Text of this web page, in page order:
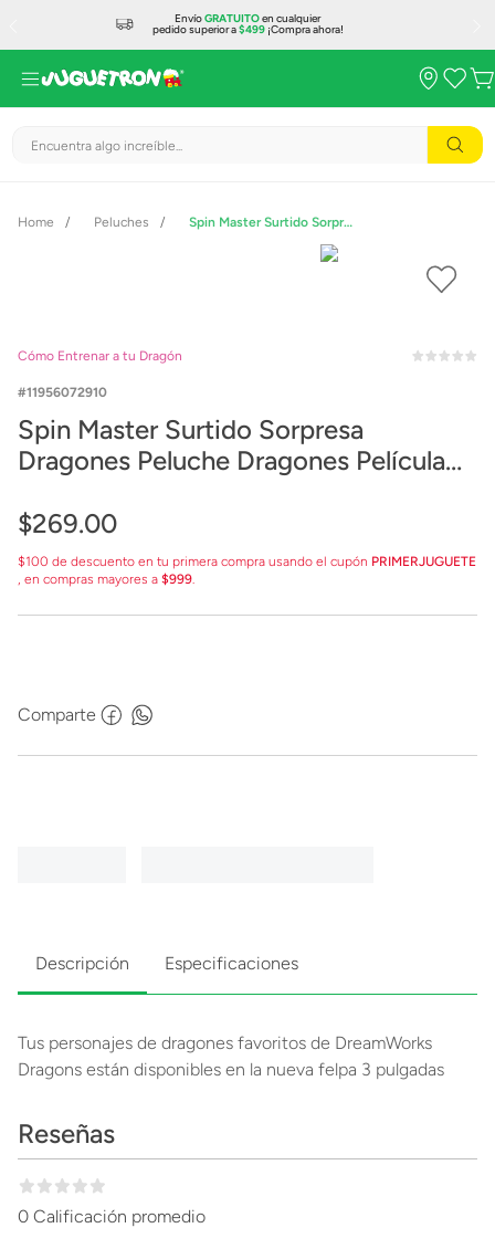
EnvíoGRATUITOen cualquier
pedido superior a$499¡Compra ahora!
Encuentra algo increíble...
Peluches Spin Master Surtido Sorpresa Dragones Peluche Dragones Película 6072910
Cómo Entrenar a tu Dragón
11956072910
Spin Master Surtido Sorpresa
Dragones Peluche Dragones Película
$269.00
$100 de descuento en tu primera compra usando el cupón PRIMERJUGUETE
, en compras mayores a $999.
Comparte
Descripción Especificaciones
Tus personajes de dragones favoritos de DreamWorks
Dragons están disponibles en la nueva felpa 3 pulgadas
Reseñas
0 Calificación promedio